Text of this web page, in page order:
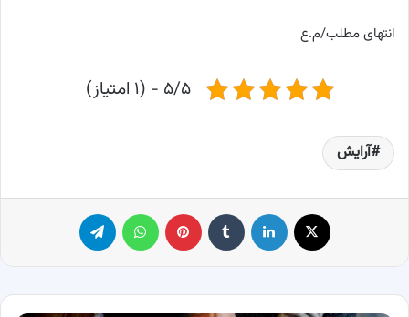
انتهای مطلب/م.ع
۵/۵ - (۱ امتیاز)
آرایش
لینکدین ‫تامبلر پینترست